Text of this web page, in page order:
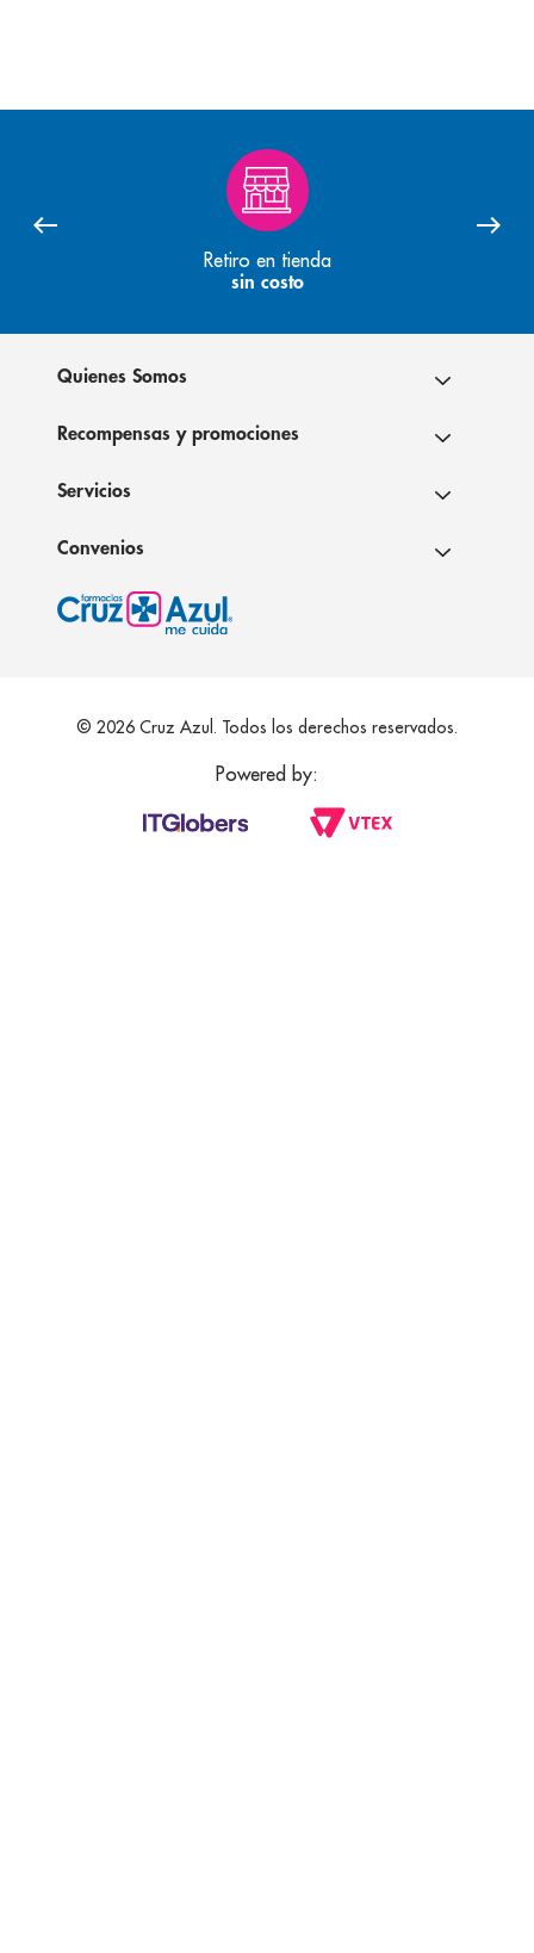
Retiro en tienda
sin costo
Quienes Somos
Recompensas y promociones
Servicios
Convenios
© 2026 Cruz Azul. Todos los derechos reservados.
Powered by: